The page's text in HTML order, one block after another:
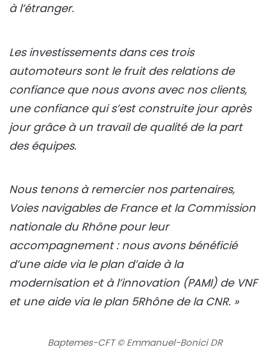
à l’étranger.
Les investissements dans ces trois
automoteurs sont le fruit des relations de
confiance que nous avons avec nos clients,
une confiance qui s’est construite jour après
jour grâce à un travail de qualité de la part
des équipes.
Nous tenons à remercier nos partenaires,
Voies navigables de France et la Commission
nationale du Rhône pour leur
accompagnement : nous avons bénéficié
d’une aide via le plan d’aide à la
modernisation et à l’innovation (PAMI) de VNF
et une aide via le plan 5Rhône de la CNR. »
Baptemes-CFT © Emmanuel-Bonici DR